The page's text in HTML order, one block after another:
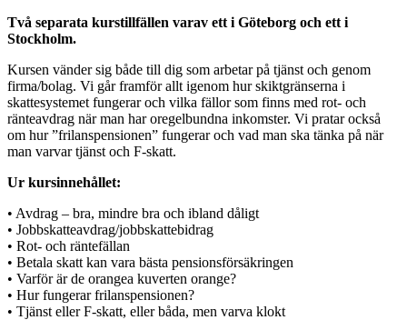
Två separata kurstillfällen varav ett i Göteborg och ett i
Stockholm.
Kursen vänder sig både till dig som arbetar på tjänst och genom
firma/bolag. Vi går framför allt igenom hur skiktgränserna i
skattesystemet fungerar och vilka fällor som finns med rot- och
ränteavdrag när man har oregelbundna inkomster. Vi pratar också
om hur ”frilanspensionen” fungerar och vad man ska tänka på när
man varvar tjänst och F-skatt.
Ur kursinnehållet:
• Avdrag – bra, mindre bra och ibland dåligt
• Jobbskatteavdrag/jobbskattebidrag
• Rot- och räntefällan
• Betala skatt kan vara bästa pensionsförsäkringen
• Varför är de orangea kuverten orange?
• Hur fungerar frilanspensionen?
• Tjänst eller F-skatt, eller båda, men varva klokt